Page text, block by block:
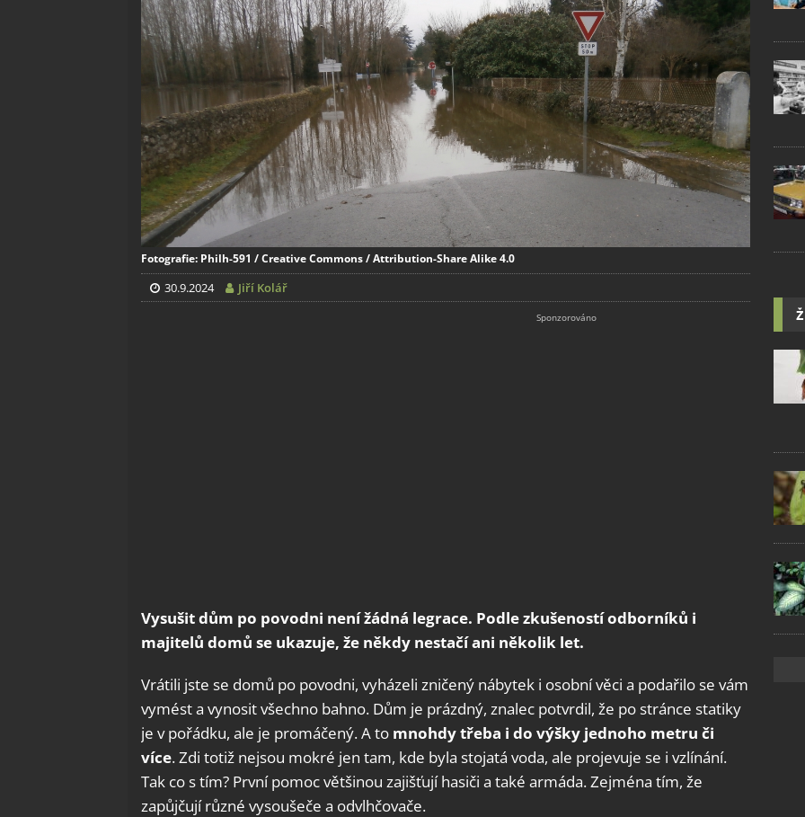
Fotografie: Philh-591 / Creative Commons / Attribution-Share Alike 4.0
30.9.2024 Jiří Kolář
Vysušit dům po povodni není žádná legrace. Podle zkušeností odborníků i
majitelů domů se ukazuje, že někdy nestačí ani několik let.
Vrátili jste se domů po povodni, vyházeli zničený nábytek i osobní věci a podařilo se vám
vymést a vynosit všechno bahno. Dům je prázdný, znalec potvrdil, že po stránce statiky
je v pořádku, ale je promáčený. A to mnohdy třeba i do výšky jednoho metru či
více. Zdi totiž nejsou mokré jen tam, kde byla stojatá voda, ale projevuje se i vzlínání.
Tak co s tím? První pomoc většinou zajišťují hasiči a také armáda. Zejména tím, že
zapůjčují různé vysoušeče a odvlhčovače.